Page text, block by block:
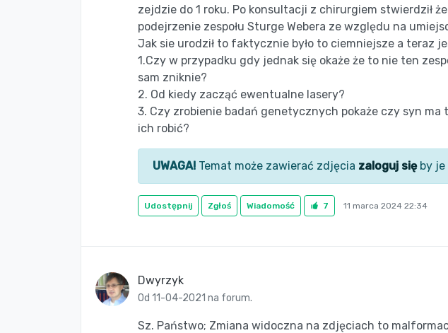
zejdzie do 1 roku. Po konsultacji z chirurgiem stwierdził
podejrzenie zespołu Sturge Webera ze względu na
Jak sie urodził to faktycznie było to ciemniejsze a teraz
1.Czy w przypadku gdy jednak się okaże że to nie ten
sam zniknie?
2. Od kiedy zacząć ewentualne lasery?
3. Czy zrobienie badań genetycznych pokaże czy syn ma
ich robić?
UWAGA! Temat może zawierać zdjęcia zaloguj sięby je
Udostępnij Zgłoś Wiadomość 7 11 marca 2024 22:34
Dwyrzyk
Od 11-04-2021 na forum.
Sz. Państwo; Zmiana widoczna na zdjęciach to